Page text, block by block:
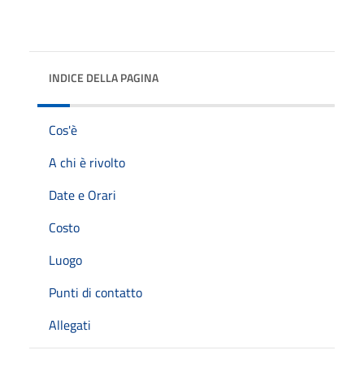
INDICE DELLA PAGINA
Cos'è
A chi è rivolto
Date e Orari
Costo
Luogo
Punti di contatto
Allegati